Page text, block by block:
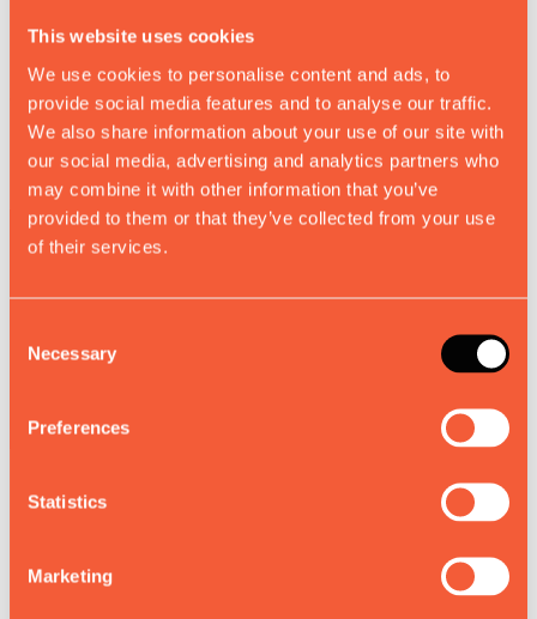
This website uses cookies
We use cookies to personalise content and ads, to
provide social media features and to analyse our traffic.
We also share information about your use of our site with
our social media, advertising and analytics partners who
may combine it with other information that you’ve
provided to them or that they’ve collected from your use
of their services.
Selection
Necessary
Preferences
Statistics
Marketing
Progetti cofinanziati
NORTE2030-FEDER-00383300
di un sistema di ferramenta differenziato da applicare principalmente
nell’arredamento e nella carpenteria.
Scarica
Perché Muvv